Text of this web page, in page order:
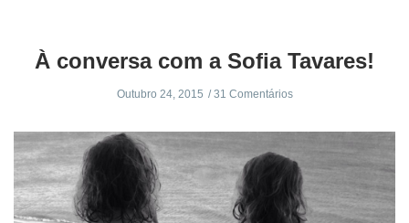
À conversa com a Sofia Tavares!
Outubro 24, 2015 31 Comentários